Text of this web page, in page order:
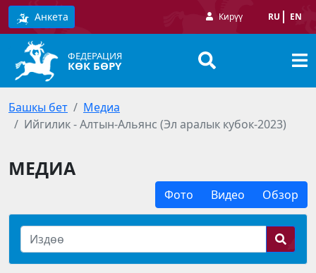
Анкета Кирүү RU EN
ФЕДЕРАЦИЯ
КӨК БӨРҮ
Башкы бет
Медиа
Ийгилик - Алтын-Альянс (Эл аралык кубок-2023)
МЕДИА
Фото Видео Обзор